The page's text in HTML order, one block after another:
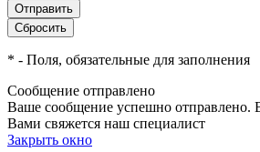
* - Поля, обязательные для заполнения
Сообщение отправлено
Ваше сообщение успешно отправлено.
Вами свяжется наш специалист
Закрыть окно